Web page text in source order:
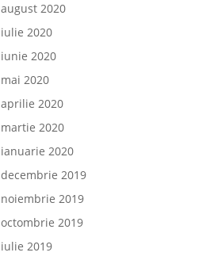
august 2020
iulie 2020
iunie 2020
mai 2020
aprilie 2020
martie 2020
ianuarie 2020
decembrie 2019
noiembrie 2019
octombrie 2019
iulie 2019